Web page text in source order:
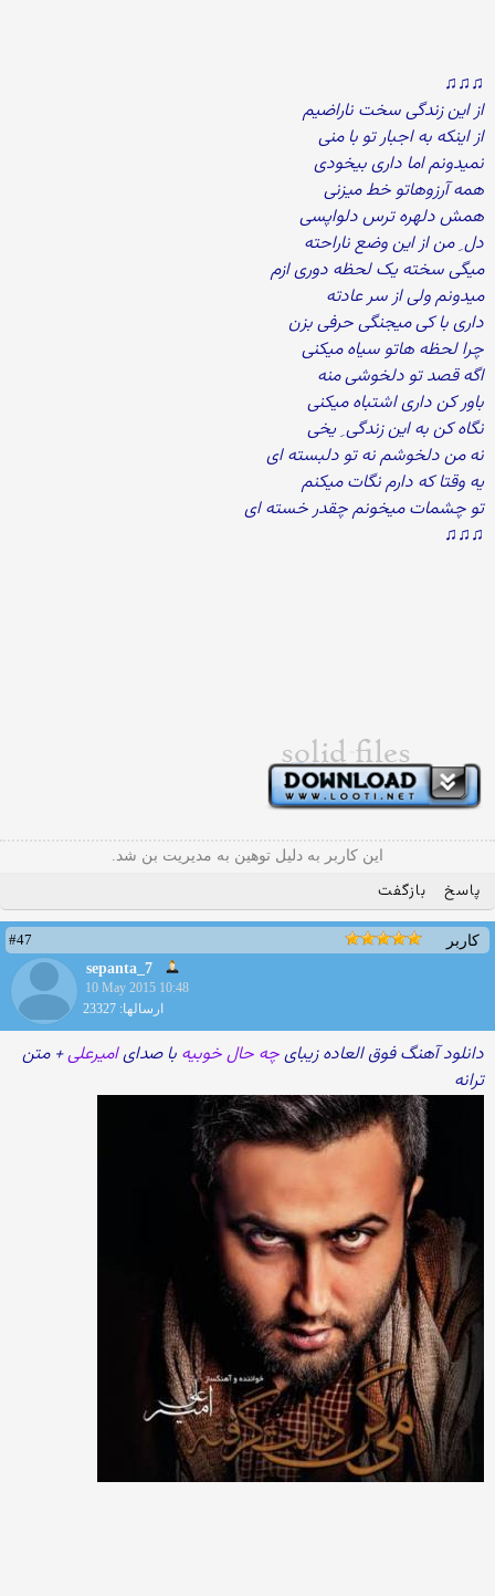
♫♫♫
از این زندگی سخت ناراضیم
از اینکه به اجبار تو با منی
نمیدونم اما داری بیخودی
همه آرزوهاتو خط میزنی
همش دلهره ترس دلواپسی
دل ِ من از این وضع ناراحته
میگی سخته یک لحظه دوری ازم
میدونم ولی از سر عادته
داری با کی میجنگی حرفی بزن
چرا لحظه هاتو سیاه میکنی
اگه قصد تو دلخوشی منه
باور کن داری اشتباه میکنی
نگاه کن به این زندگی ِ یخی
نه من دلخوشم نه تو دلبسته ای
یه وقتا که دارم نگات میکنم
تو چشمات میخونم چقدر خسته ای
♫♫♫
این کاربر به دلیل توهین به مدیریت بن شد.
پاسخ بازگفت
کاربر
#47
sepanta_7
10 May 2015 10:48
ارسالها: 23327
دانلود آهنگ فوق العاده زیبایچه حال خوبیه با صدایامیرعلی+ متن
ترانه